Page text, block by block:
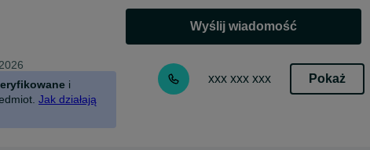
i
Jak działają
Wyślij wiadomość
xxx xxx xxx Pokaż